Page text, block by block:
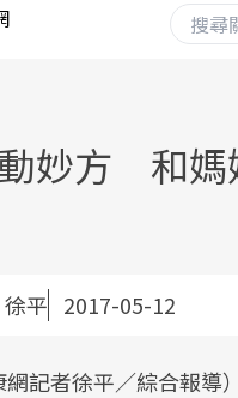
妙方 和媽
徐平 2017-05-12
網記者徐平／綜合報導